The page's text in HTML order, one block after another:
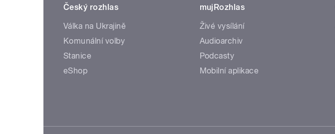
Český rozhlas
Válka na Ukrajině
Komunální volby
Stanice
eShop
mujRozhlas
Živé vysílání
Audioarchiv
Podcasty
Mobilní aplikace